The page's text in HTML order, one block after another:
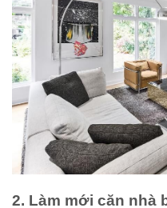
2. Làm mới căn nhà